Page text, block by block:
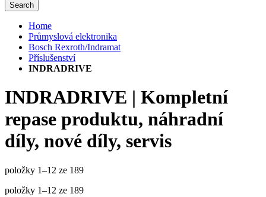
Search
Home
Průmyslová elektronika
Bosch Rexroth/Indramat
Příslušenství
INDRADRIVE
INDRADRIVE | Kompletní
repase produktu, náhradní
díly, nové díly, servis
položky 1–12 ze 189
položky 1–12 ze 189